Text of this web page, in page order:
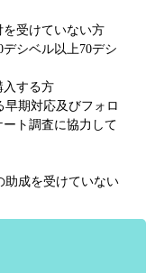
受けていない方
シベル以上70デシ
入する方
期対応及びフォロ
ト調査に協力して
助成を受けていない